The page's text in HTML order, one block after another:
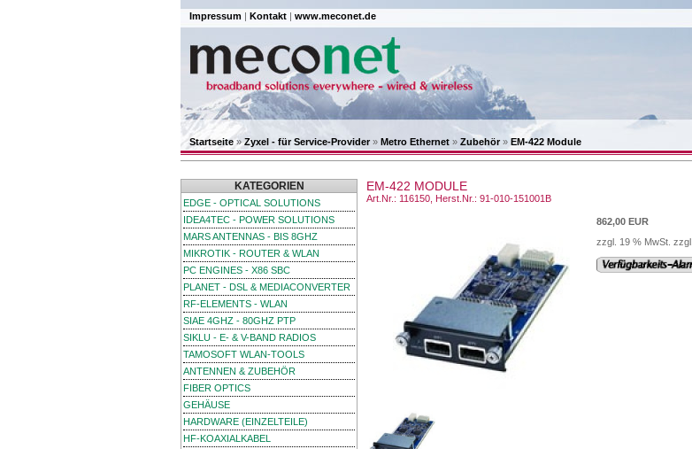
Impressum | Kontakt | www.meconet.de
Startseite»Zyxel - für Service-Provider» Metro Ethernet » Zubehör» EM-422 Module
KATEGORIEN
EDGE - OPTICAL SOLUTIONS
IDEA4TEC - POWER SOLUTIONS
MARS ANTENNAS - BIS 8GHZ
MIKROTIK - ROUTER & WLAN
PC ENGINES - X86 SBC
PLANET - DSL & MEDIACONVERTER
RF-ELEMENTS - WLAN
SIAE 4GHZ - 80GHZ PTP
SIKLU - E- & V-BAND RADIOS
TAMOSOFT WLAN-TOOLS
ANTENNEN & ZUBEHÖR
FIBER OPTICS
GEHÄUSE
HARDWARE (EINZELTEILE)
HF-KOAXIALKABEL
EM-422 MODULE
Art.Nr.: 116150, Herst.Nr.: 91-010-151001B
862,00 EUR
zzgl. 19 % MwSt. zzgl.